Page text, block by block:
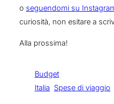
o seguendomi su
curiosità, non esitare a
Alla prossima!
Budget
Italia Spese di viaggio